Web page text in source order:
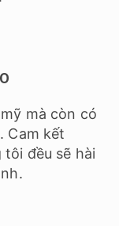
mà còn có
Cam kết
tôi đều sẽ hài